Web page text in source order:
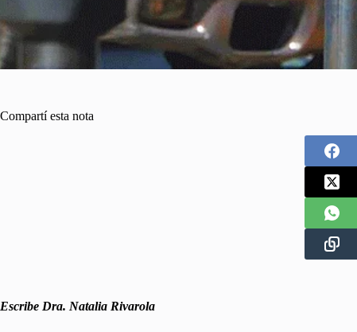
Compartí esta nota
Escribe Dra. Natalia Rivarola